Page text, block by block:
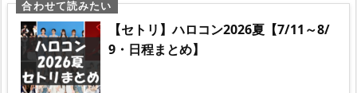
【セトリ】ハロコン2026夏【7/11～8/
9・日程まとめ】